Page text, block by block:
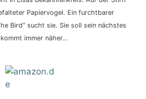
Papiervogel. Ein furchtbarer
Bird“ sucht sie. Sie soll sein nächstes
immer näher…